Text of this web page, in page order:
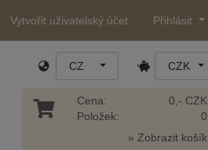
Vytvořit uživatelský účet Přihlásit
CZ CZK
Cena:
Položek:
0,- CZK
0
» Zobrazit košík